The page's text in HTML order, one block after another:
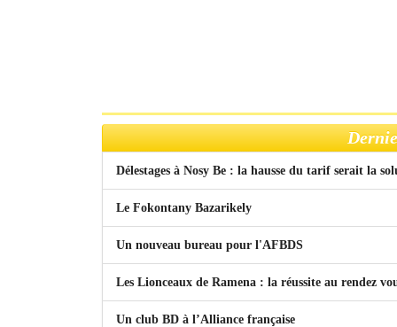
Délestages à Nosy Be : la hausse du tarif serait la
Le Fokontany Bazarikely
Un nouveau bureau pour l'AFBDS
Les Lionceaux de Ramena : la réussite au rendez
Un club BD à l’Alliance française